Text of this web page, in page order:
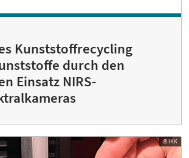
Kunststoffrecycling
durch den
Einsatz NIRS-
© IKK